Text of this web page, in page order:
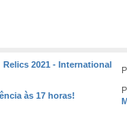
2021 - International
às 17 horas!